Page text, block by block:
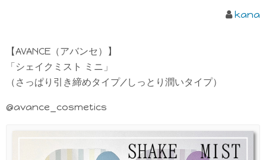
kana
【AVANCE（アバンセ）】
「シェイクミスト ミニ」
（さっぱり引き締めタイプ/しっとり潤いタイプ）
@avance_cosmetics